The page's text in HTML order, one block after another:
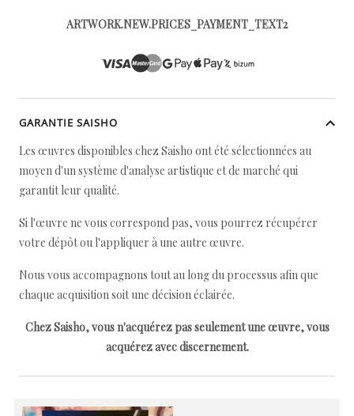
ARTWORK.NEW.PRICES_PAYMENT_TEXT2
GARANTIE SAISHO
Les œuvres disponibles chez Saisho ont été sélectionnées au
moyen d'un système d'analyse artistique et de marché qui
garantit leur qualité.
Si l'œuvre ne vous correspond pas, vous pourrez récupérer
votre dépôt ou l'appliquer à une autre œuvre.
Nous vous accompagnons tout au long du processus afin que
chaque acquisition soit une décision éclairée.
Chez Saisho, vous n'acquérez pas seulement une œuvre, vous
acquérez avec discernement.